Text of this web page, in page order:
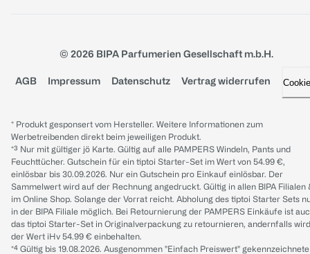
© 2026 BIPA Parfumerien Gesellschaft m.b.H.
AGB Impressum Datenschutz Vertrag widerrufen
* Produkt gesponsert vom Hersteller. Weitere Informationen zum
Werbetreibenden direkt beim jeweiligen Produkt.
*³ Nur mit gültiger jö Karte. Gültig auf alle PAMPERS Windeln, Pants und
Feuchttücher. Gutschein für ein tiptoi Starter-Set im Wert von 54.99 €,
einlösbar bis 30.09.2026. Nur ein Gutschein pro Einkauf einlösbar. Der
Sammelwert wird auf der Rechnung angedruckt. Gültig in allen BIPA Filialen
im Online Shop. Solange der Vorrat reicht. Abholung des tiptoi Starter Sets
in der BIPA Filiale möglich. Bei Retournierung der PAMPERS Einkäufe ist
das tiptoi Starter-Set in Originalverpackung zu retournieren, andernfalls wird
der Wert iHv 54.99 € einbehalten.
*⁴ Gültig bis 19.08.2026. Ausgenommen "Einfach Preiswert" gekennzeichnete